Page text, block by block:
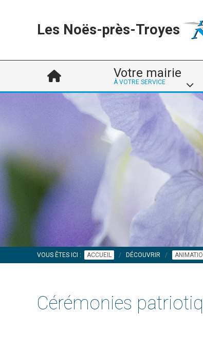
Les Noës-près-Troyes
Votre mairie
À VOTRE SERVICE
VOUS ÊTES ICI : ACCUEIL DÉCOUVRIR
Cérémonies